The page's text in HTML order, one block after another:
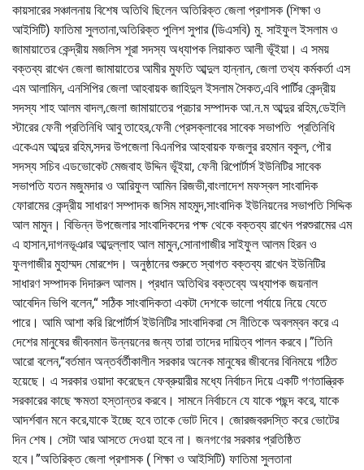
কায়সারের সঞ্চালনায় বিশেষ অতিথি ছিলেন অতিরিক্ত জেলা প্রশাসক (শিক্ষা ও
আইসিটি) ফাতিমা সুলতানা,অতিরিক্ত পুলিশ সুপার (ডিএসবি) মু. সাইফুল ইসলাম ও
জামায়াতের কেন্দ্রীয় মজলিস শূরা সদস্য অধ্যাপক লিয়াকত আলী ভূঁইয়া। এ সময়
বক্তব্য রাখেন জেলা জামায়াতের আমীর মুফতি আব্দুল হান্নান, জেলা তথ্য কর্মকর্তা এস
এম আলামিন, এনসিপির জেলা আহবায়ক জাহিদুল ইসলাম সৈকত,এবি পার্টির কেন্দ্রীয়
সদস্য শাহ আলম বাদল,জেলা জামায়াতের প্রচার সম্পাদক আ.ন.ম আব্দুর রহিম,ডেইলি
স্টারের ফেনী প্রতিনিধি আবু তাহের,ফেনী প্রেসক্লাবের সাবেক সভাপতি প্রতিনিধি
একেএম আব্দুর রহিম,সদর উপজেলা বিএনপির আহবায়ক ফজলুর রহমান বকুল, পৌর
সদস্য সচিব এডভোকেট মেজবাহ উদ্দিন ভূঁইয়া, ফেনী রিপোর্টার্স ইউনিটির সাবেক
সভাপতি যতন মজুমদার ও আরিফুল আমিন রিজভী,বাংলাদেশ মফস্বল সাংবাদিক
ফোরামের কেন্দ্রীয় সাধারণ সম্পাদক জসিম মাহমুদ,সাংবাদিক ইউনিয়নের সভাপতি সিদ্দিক
আল মামুন। বিভিন্ন উপজেলার সাংবাদিকদের পক্ষ থেকে বক্তব্য রাখেন পরশুরামের এম
এ হাসান,দাগনভূঞার আব্দুল্লাহ আল মামুন,সোনাগাজীর সাইফুল আলম হিরন ও
ফুলগাজীর মুহাম্মদ মোরশেদ। অনুষ্ঠানের শুরুতে স্বাগত বক্তব্য রাখেন ইউনিটির
সাধারণ সম্পাদক দিদারুল আলম। প্রধান অতিথির বক্তব্যে অধ্যাপক জয়নাল
আবেদিন ভিপি বলেন,“ সঠিক সাংবাদিকতা একটা দেশকে ভালো পর্যায়ে নিয়ে যেতে
পারে। আমি আশা করি রিপোর্টার্স ইউনিটির সাংবাদিকরা সে নীতিকে অবলম্বন করে এ
দেশের মানুষের জীবনমান উন্নয়নের জন্য তারা তাদের দায়িত্ব পালন করবে।”তিনি
আরো বলেন,“বর্তমান অন্তর্বর্তীকালীন সরকার অনেক মানুষের জীবনের বিনিময়ে গঠিত
হয়েছে। এ সরকার ওয়াদা করেছেন ফেব্রুয়ারীর মধ্যে নির্বাচন দিয়ে একটি গণতান্ত্রিক
সরকারের কাছে ক্ষমতা হস্তান্তর করবে। সামনে নির্বাচনে যে যাকে পছন্দ করে, যাকে
আদর্শবান মনে করে,যাকে ইচ্ছে হবে তাকে ভোট দিবে। জোরজবরদস্তি করে ভোটের
দিন শেষ। সেটা আর আসতে দেওয়া হবে না। জনগণের সরকার প্রতিষ্ঠিত
হবে।”অতিরিক্ত জেলা প্রশাসক ( শিক্ষা ও আইসিটি) ফাতিমা সুলতানা